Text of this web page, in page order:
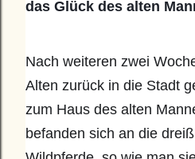
das Glück des alten
Nach weiteren zwei
Alten zurück in die Stadt
zum Haus des alten
befanden sich an die